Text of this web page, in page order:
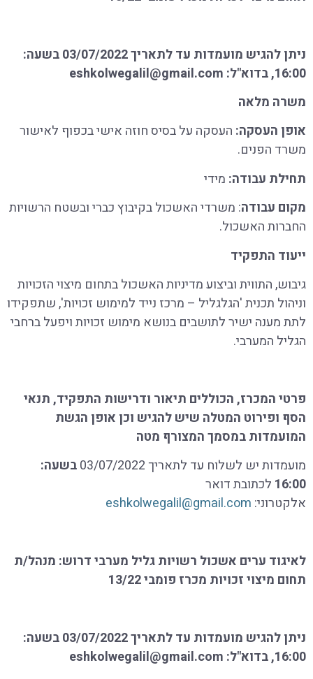
ניתן להגיש מועמדות עד לתאריך03/07/2022בשעה:
16:00, בדוא"ל:
eshkolwegalil@gmail.com
משרה מלאה
אופן העסקה: העסקה על בסיס חוזה אישי בכפוף לאישור
משרד הפנים.
תחילת עבודה: מידי
מקום עבודה: משרדי האשכול בקיבוץ כברי ובשטח הרשויות
החברות האשכול.
ייעוד התפקיד
גיבוש, התווית וביצוע מדיניות האשכול בתחום מיצוי הזכויות
וניהול תכנית 'הגלגליל – מרכז נייד למימוש זכויות', שתפקידו
לתת מענה ישיר לתושבים בנושא מימוש זכויות ויפעל ברחבי
הגליל המערבי.
פרטי המכרז, הכוללים תיאור ודרישות התפקיד, תנאי
הסף ופירוט המטלה שיש להגיש וכן אופן הגשת
המועמדות במסמך המצורף מטה
מועמדות יש לשלוח עד לתאריך 03/07/2022
בשעה:
16:00 לכתובת דואר
אלקטרוני: eshkolwegalil@gmail.com
לאיגוד ערים אשכול רשויות גליל מערבי דרוש: מנהל/ת
תחום מיצוי זכויות מכרז פומבי 13/22
ניתן להגיש מועמדות עד לתאריך03/07/2022בשעה:
16:00, בדוא"ל:
eshkolwegalil@gmail.com